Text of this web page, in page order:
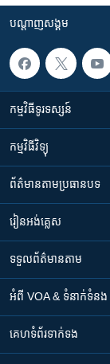
បណ្តាញ​សង្គម
កម្មវិធី​ទូរទស្សន៍
កម្មវិធី​វិទ្យុ
ព័ត៌មាន​តាមប្រធានបទ​
រៀន​​អង់គ្លេស
ទទួល​ព័ត៌មាន​តាម
អំពី​ VOA & ទំនាក់ទំនង
គេហទំព័រ​​ទាក់ទង